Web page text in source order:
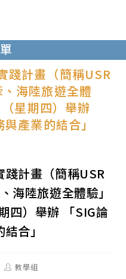
踐計畫（簡稱USR
海陸旅遊全體
星期四）舉辦
產業的結合」
踐計畫（簡稱USR
海陸旅遊全體驗」
四）舉辦 「SIG論
合」
Post教學組